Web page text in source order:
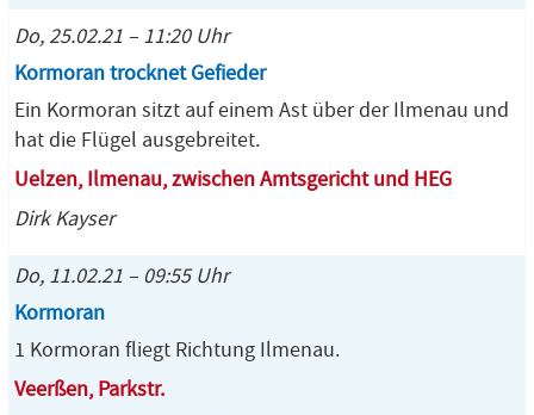
Do, 25.02.21 – 11:20 Uhr
Kormoran trocknet Gefieder
Ein Kormoran sitzt auf einem Ast über der Ilmenau und
hat die Flügel ausgebreitet.
Uelzen, Ilmenau, zwischen Amtsgericht und HEG
Dirk Kayser
Do, 11.02.21 – 09:55 Uhr
Kormoran
1 Kormoran fliegt Richtung Ilmenau.
Veerßen, Parkstr.